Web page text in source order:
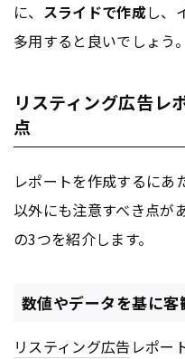
に、 スライドで作成し、
多用すると良いでしょう。
リスティング広告レ
点
レポートを作成するにあ
以外にも注意すべき点が
の3つを紹介します。
数値やデータを基に
リスティング広告 レポー